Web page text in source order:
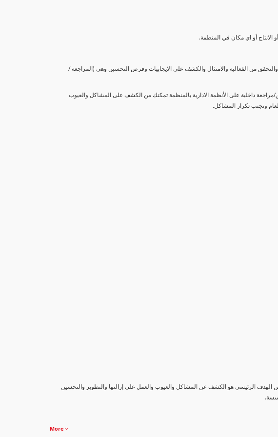
أو اي مكان في المنظمة.
من الفعالية والامتثال والكشف على الايجابيات وفرص التحسين وهي (المراجعة /
داخلية على الأنظمة الادارية بالمنظمة تمكنك من الكشف على المشاكل والعيوب
وتجنب تكرار المشاكل.
الهدف الرئيسي هو الكشف عن المشاكل والعيوب والعمل على إزالتها والتطوير والتحسين
More